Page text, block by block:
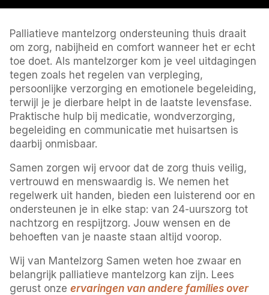
Palliatieve mantelzorg ondersteuning thuis draait
om zorg, nabijheid en comfort wanneer het er echt
toe doet. Als mantelzorger kom je veel uitdagingen
tegen zoals het regelen van verpleging,
persoonlijke verzorging en emotionele begeleiding,
terwijl je je dierbare helpt in de laatste levensfase.
Praktische hulp bij medicatie, wondverzorging,
begeleiding en communicatie met huisartsen is
daarbij onmisbaar.
Samen zorgen wij ervoor dat de zorg thuis veilig,
vertrouwd en menswaardig is. We nemen het
regelwerk uit handen, bieden een luisterend oor en
ondersteunen je in elke stap: van 24-uurszorg tot
nachtzorg en respijtzorg. Jouw wensen en de
behoeften van je naaste staan altijd voorop.
Wij van Mantelzorg Samen weten hoe zwaar en
belangrijk palliatieve mantelzorg kan zijn. Lees
gerust onzeervaringen van andere families over